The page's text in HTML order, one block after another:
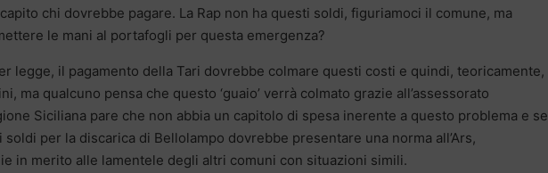
chi dovrebbe pagare. La Rap non ha questi soldi, figuriamoci il comune, ma
le mani al portafogli per questa emergenza?
legge, il pagamento della Tari dovrebbe colmare questi costi e quindi, teoricamente,
ma qualcuno pensa che questo ‘guaio’ verrà colmato grazie all’assessorato
Siciliana pare che non abbia un capitolo di spesa inerente a questo problema e se
per la discarica di Bellolampo dovrebbe presentare una norma all’Ars,
in merito alle lamentele degli altri comuni con situazioni simili.